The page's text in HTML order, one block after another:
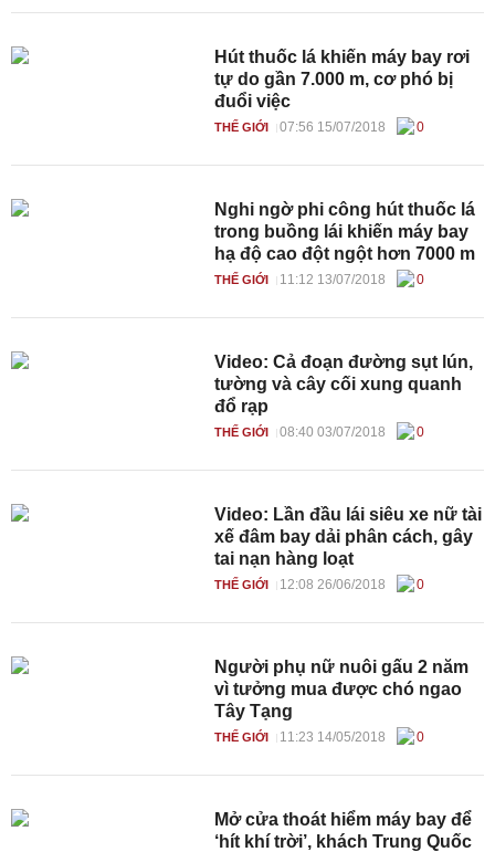
Hút thuốc lá khiến máy bay rơi
tự do gần 7.000 m, cơ phó bị
đuổi việc
THẾ GIỚI 07:56 15/07/2018 0
Nghi ngờ phi công hút thuốc lá
trong buồng lái khiến máy bay
hạ độ cao đột ngột hơn 7000 m
THẾ GIỚI 11:12 13/07/2018 0
Video: Cả đoạn đường sụt lún,
tường và cây cối xung quanh
đổ rạp
THẾ GIỚI 08:40 03/07/2018 0
Video: Lần đầu lái siêu xe nữ tài
xế đâm bay dải phân cách, gây
tai nạn hàng loạt
THẾ GIỚI 12:08 26/06/2018 0
Người phụ nữ nuôi gấu 2 năm
vì tưởng mua được chó ngao
Tây Tạng
THẾ GIỚI 11:23 14/05/2018 0
Mở cửa thoát hiểm máy bay để
‘hít khí trời’, khách Trung Quốc